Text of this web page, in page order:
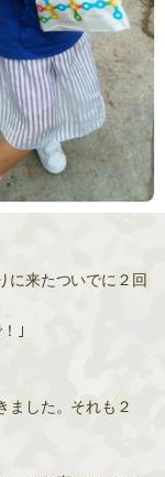
に来たついでに２回
｣
ました。それも２